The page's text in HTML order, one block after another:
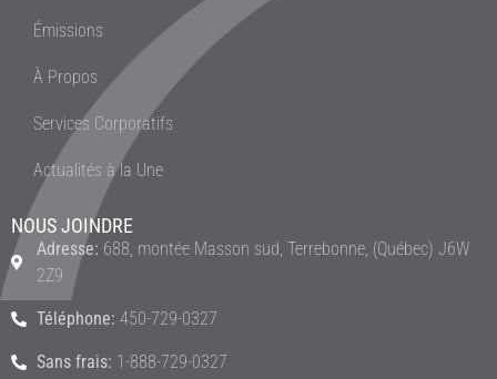
Émissions
À Propos
Services Corporatifs
Actualités à la Une
NOUS JOINDRE
Adresse: 688, montée Masson sud, Terrebonne, (Québec) J6W
2Z9
Téléphone: 450-729-0327
Sans frais: 1-888-729-0327